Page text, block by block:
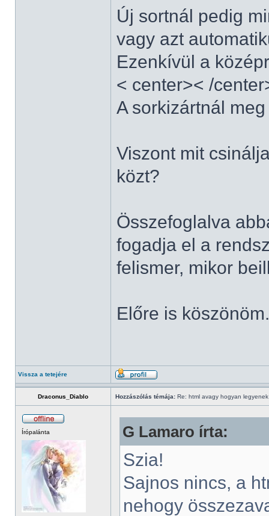
Új sortnál pedig
vagy azt
Ezenkívül a
< center>< /
A sorkizártnál
Viszont mit
közt?
Összefoglalva
fogadja el a
felismer, mikor
Előre is köszönöm.
Vissza a tetejére
Draconus_Diablo Hozzászólás témája: Re: html avagy hogyan
Írópalánta G Lamaro írta:
Szia!
Sajnos nincs, a
nehogy